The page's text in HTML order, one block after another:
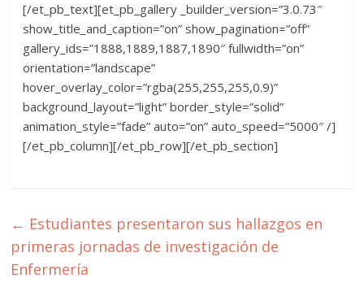
[/et_pb_text][et_pb_gallery _builder_version=”3.0.73″
show_title_and_caption=”on” show_pagination=”off”
gallery_ids=”1888,1889,1887,1890″ fullwidth=”on”
orientation=”landscape”
hover_overlay_color=”rgba(255,255,255,0.9)”
background_layout=”light” border_style=”solid”
animation_style=”fade” auto=”on” auto_speed=”5000″ /]
[/et_pb_column][/et_pb_row][/et_pb_section]
← Estudiantes presentaron sus hallazgos en
primeras jornadas de investigación de
Enfermería